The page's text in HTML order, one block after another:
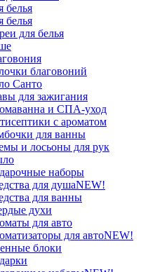
белья
белья
для белья
благовоний
Санто
для зажигания
и СПА-уход
с ароматом
для ванны
и лосьоны для рук
наборы
для душаNEW!
для ванны
духи
для авто
для автоNEW!
блоки